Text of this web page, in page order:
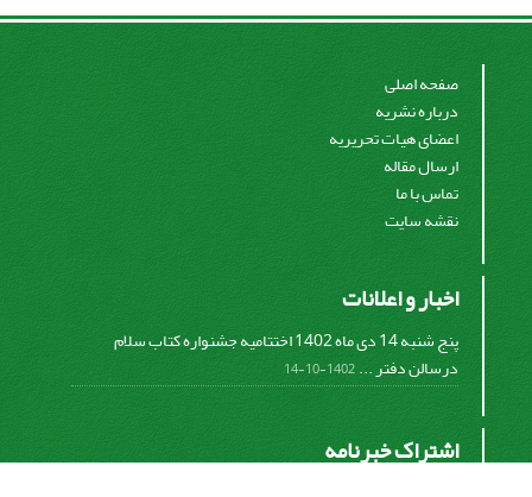
صفحه اصلی
درباره نشریه
اعضای هیات تحریریه
ارسال مقاله
تماس با ما
نقشه سایت
اخبار و اعلانات
پنج شنبه 14 دی ماه 1402 اختتامیه جشنواره کتاب سلام
درسالن دفتر ...1402-10-14
اشتراک خبرنامه